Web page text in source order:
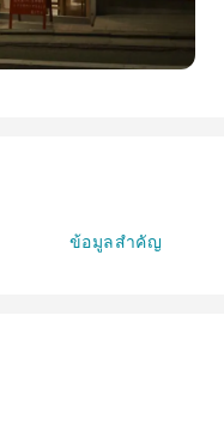
ข้อมูลสำคัญ